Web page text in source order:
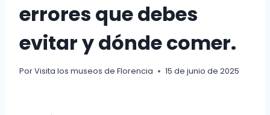
errores que debes
evitar y dónde comer.
PorVisita los museos de Florencia 15 de junio de 2025